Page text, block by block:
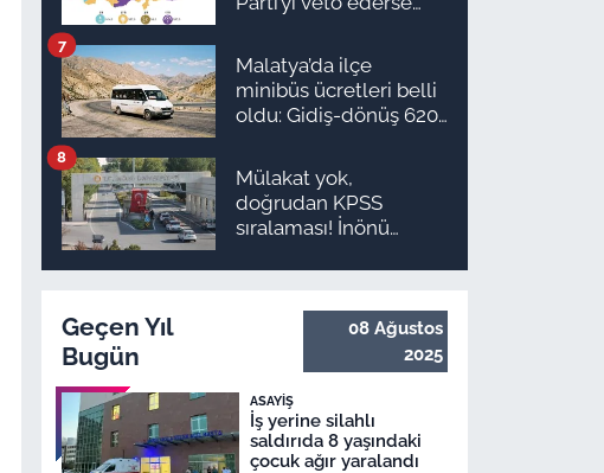
olur?
Malatya’da ilçe
minibüs ücretleri belli
oldu: Gidiş-dönüş 620
7
Mülakat yok,
doğrudan KPSS
sıralaması! İnönü
personel alım ilanı
8
Geçen Yıl
Bugün
08 Ağustos
2025
ASAYIŞ
İş yerine silahlı
saldırıda 8 yaşındaki
çocuk ağır yaralandı